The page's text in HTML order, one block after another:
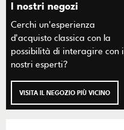
I nostri negozi
Cerchi un'esperienza
d'acquisto classica con la
possibilità di interagire con i
nostri esperti?
VISITA IL NEGOZIO PIÙ VICINO